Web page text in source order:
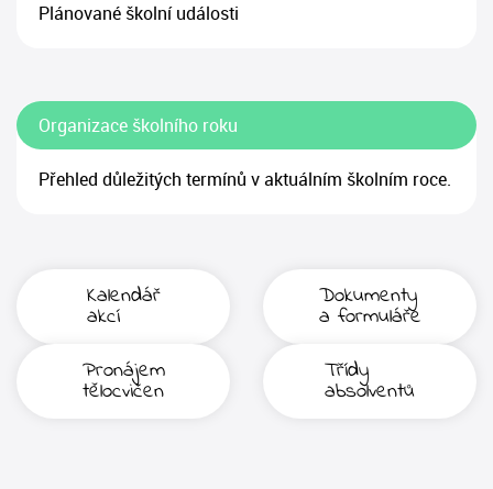
Plánované školní události
Organizace školního roku
Přehled důležitých termínů v aktuálním školním roce.
Kalendář
akcí
Dokumenty
a formuláře
Pronájem
tělocvičen
Třídy
absolventů